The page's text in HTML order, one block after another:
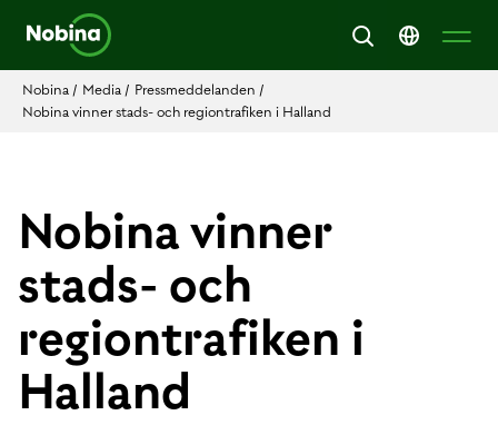
Nobina / Media / Pressmeddelanden /
Nobina vinner stads- och regiontrafiken i Halland
Nobina vinner
stads- och
regiontrafiken i
Halland